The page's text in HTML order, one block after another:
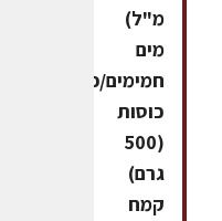
מ"ל)
מים
כוסות
(500
גרם)
קמח